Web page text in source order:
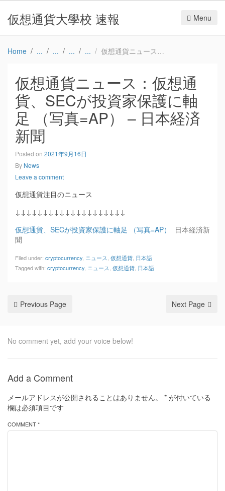
仮想通貨大學校 速報 Menu
Home 仮想通貨ニュース：仮想通貨、SECが投資家保護に軸足 （写真=AP） – 日本経済新聞
仮想通貨ニュース：仮想通
貨、SECが投資家保護に軸
足 （写真=AP） – 日本経済
新聞
Posted on 2021年9月16日
By News
Leave a comment
仮想通貨注目のニュース
↓↓↓↓↓↓↓↓↓↓↓↓↓↓↓↓↓↓↓↓
仮想通貨、SECが投資家保護に軸足 （写真=AP）
日本経済新
聞
Filed under: cryptocurrency ニュース 仮想通貨 日本語
Tagged with: cryptocurrency ニュース 仮想通貨 日本語
Previous Page Next Page
No comment yet, add your voice below!
Add a Comment
メールアドレスが公開されることはありません。 * が付いている
欄は必須項目です
COMMENT *